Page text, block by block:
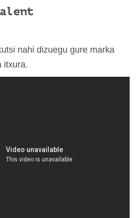
nahi dizuegu gure marka
itxura.